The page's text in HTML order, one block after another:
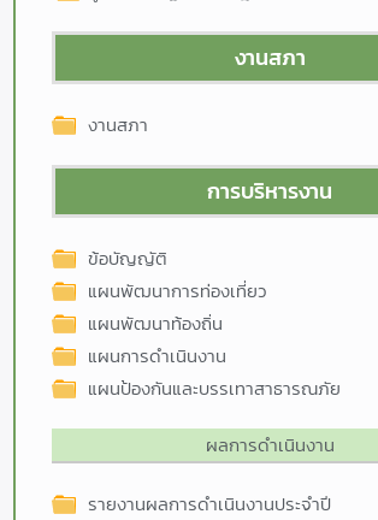
งานสภา
งานสภา
การบริหารงาน
ข้อบัญญัติ
แผนพัฒนาการท่องเที่ยว
แผนพัฒนาท้องถิ่น
แผนการดำเนินงาน
แผนป้องกันและบรรเทาสาธารณภัย
ผลการดำเนินงาน
รายงานผลการดำเนินงานประจำปี